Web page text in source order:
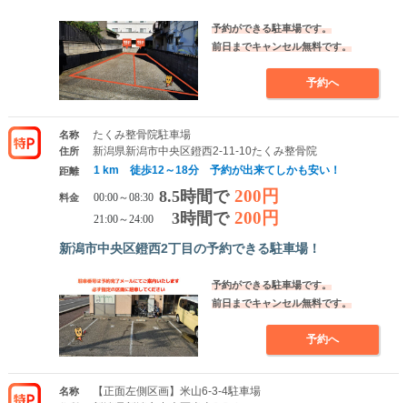
予約ができる駐車場です。
前日までキャンセル無料です。
予約へ
名称 たくみ整骨院駐車場
住所 新潟県新潟市中央区鐙西2-11-10たくみ整骨院
距離 1 km 徒歩12～18分 予約が出来てしかも安い！
料金 00:00～08:30 8.5時間で 200円
21:00～24:00 3時間で 200円
新潟市中央区鐙西2丁目の予約できる駐車場！
予約ができる駐車場です。
前日までキャンセル無料です。
予約へ
名称 【正面左側区画】米山6-3-4駐車場